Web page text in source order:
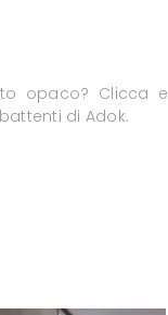
opaco? Clicca e
di Adok.